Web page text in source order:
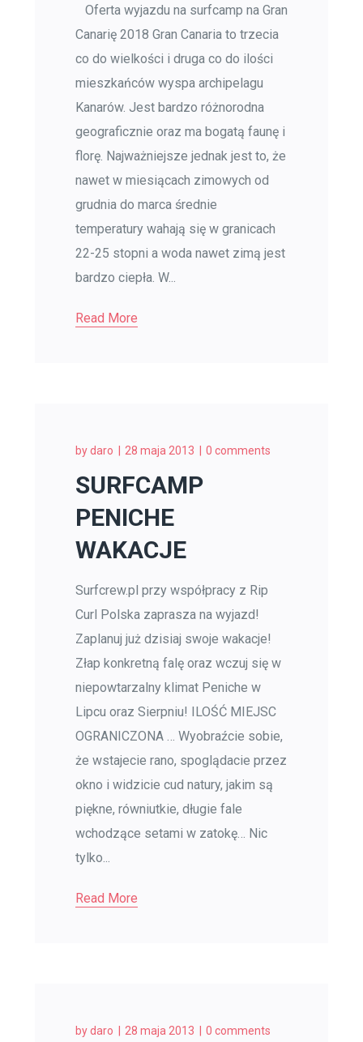
Oferta wyjazdu na surfcamp na Gran
Canarię 2018 Gran Canaria to trzecia
co do wielkości i druga co do ilości
mieszkańców wyspa archipelagu
Kanarów. Jest bardzo różnorodna
geograficznie oraz ma bogatą faunę i
florę. Najważniejsze jednak jest to, że
nawet w miesiącach zimowych od
grudnia do marca średnie
temperatury wahają się w granicach
22-25 stopni a woda nawet zimą jest
bardzo ciepła. W...
Read More
bydaro 28 maja 2013 0 comments
SURFCAMP
PENICHE
WAKACJE
Surfcrew.pl przy współpracy z Rip
Curl Polska zaprasza na wyjazd!
Zaplanuj już dzisiaj swoje wakacje!
Złap konkretną falę oraz wczuj się w
niepowtarzalny klimat Peniche w
Lipcu oraz Sierpniu! ILOŚĆ MIEJSC
OGRANICZONA … Wyobraźcie sobie,
że wstajecie rano, spoglądacie przez
okno i widzicie cud natury, jakim są
piękne, równiutkie, długie fale
wchodzące setami w zatokę… Nic
tylko...
Read More
bydaro 28 maja 2013 0 comments